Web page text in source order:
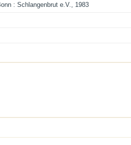
: Schlangenbrut e.V., 1983